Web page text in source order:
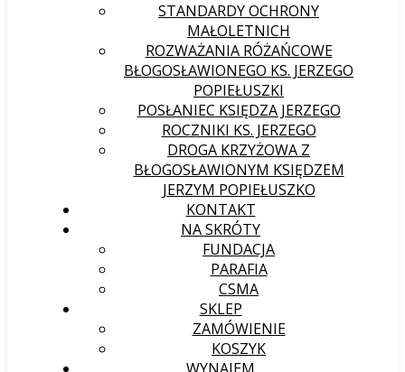
STANDARDY OCHRONY
MAŁOLETNICH
ROZWAŻANIA RÓŻAŃCOWE
BŁOGOSŁAWIONEGO KS. JERZEGO
POPIEŁUSZKI
POSŁANIEC KSIĘDZA JERZEGO
ROCZNIKI KS. JERZEGO
DROGA KRZYŻOWA Z
BŁOGOSŁAWIONYM KSIĘDZEM
JERZYM POPIEŁUSZKO
KONTAKT
NA SKRÓTY
FUNDACJA
PARAFIA
CSMA
SKLEP
ZAMÓWIENIE
KOSZYK